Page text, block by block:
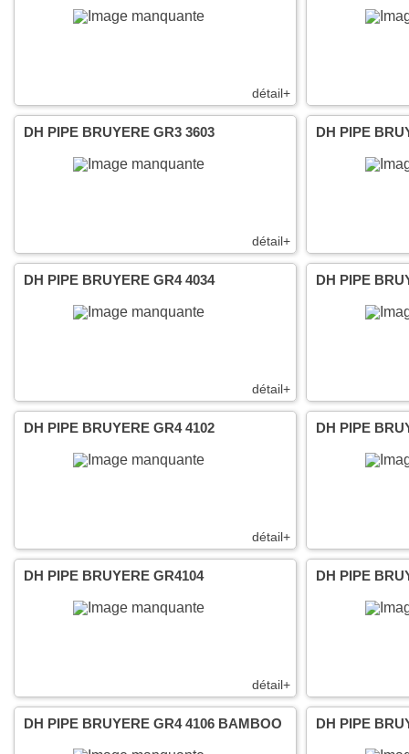
détail+
détail+
DH PIPE BRUYERE GR3 3603 DH PIPE
détail+
DH PIPE BRUYERE GR4 4034 DH PIPE
détail+
DH PIPE BRUYERE GR4 4102 DH PIPE
détail+
DH PIPE BRUYERE GR4104 DH PIPE
DH PIPE BRUYERE GR4 4106 BAMBOO DH PIPE